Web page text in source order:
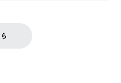
客様ご負担とさせていただ
ページ内 購入履歴画面に